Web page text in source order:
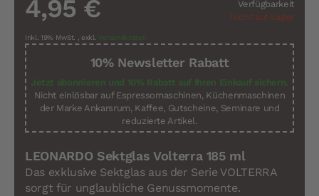
Verfügbarkeit
Nicht auf Lager
4,95 €
Inkl. 19% MwSt. , exkl. Versandkosten
10% Newsletter Rabatt
Jetzt abonnieren und 10% Rabatt auf Ihren Einkauf sichern.
Nicht einlösbar auf Espressomaschinen, Küchenmaschinen
der Marke Ankarsrum, Kaffee, Gutscheine, Seminare und
reduzierte Artikel.
LEONARDO Sektglas Volterra 185 ml
Das exklusive Sektglas aus der Serie VOLTERRA
sorgt für unglaubliche Genussmomente.